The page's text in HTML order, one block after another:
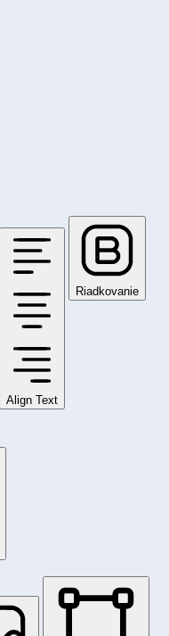
Align Text
Riadkovanie